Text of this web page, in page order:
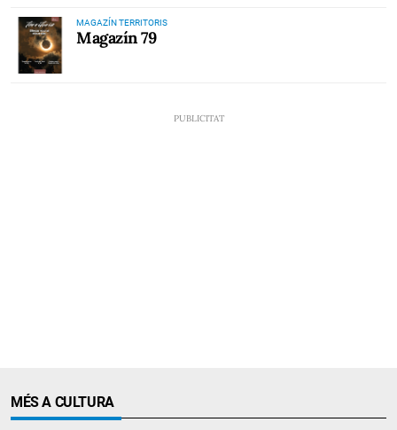
MAGAZÍN TERRITORIS
Magazín 79
MÉS A CULTURA